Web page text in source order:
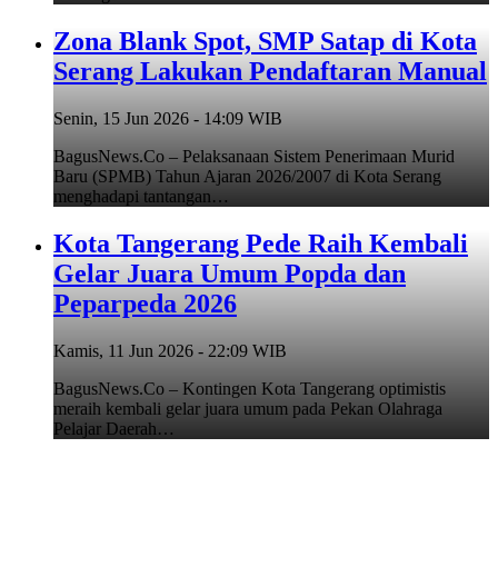
Zona Blank Spot, SMP Satap di Kota
Serang Lakukan Pendaftaran Manual
Senin, 15 Jun 2026 - 14:09 WIB
BagusNews.Co – Pelaksanaan Sistem Penerimaan Murid
Baru (SPMB) Tahun Ajaran 2026/2007 di Kota Serang
menghadapi tantangan…
Kota Tangerang Pede Raih Kembali
Gelar Juara Umum Popda dan
Peparpeda 2026
Kamis, 11 Jun 2026 - 22:09 WIB
BagusNews.Co – Kontingen Kota Tangerang optimistis
meraih kembali gelar juara umum pada Pekan Olahraga
Pelajar Daerah…